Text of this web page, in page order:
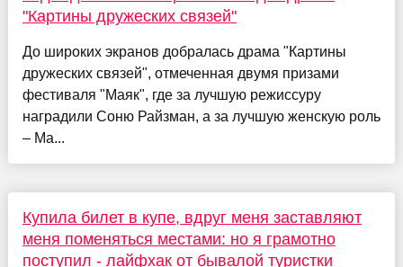
"Картины дружеских связей"
До широких экранов добралась драма "Картины
дружеских связей", отмеченная двумя призами
фестиваля "Маяк", где за лучшую режиссуру
наградили Соню Райзман, а за лучшую женскую роль
– Ма...
Купила билет в купе, вдруг меня заставляют
меня поменяться местами: но я грамотно
поступил - лайфхак от бывалой туристки